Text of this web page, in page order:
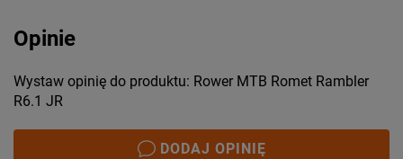
Opinie
Wystaw opinię do produktu: Rower MTB Romet Rambler
R6.1 JR
DODAJ OPINIĘ